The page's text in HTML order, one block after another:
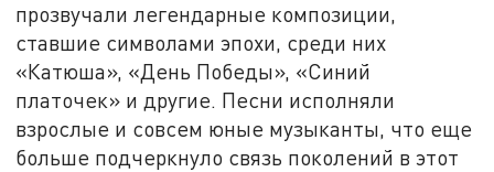
прозвучали легендарные композиции,
ставшие символами эпохи, среди них
«Катюша», «День Победы», «Синий
платочек» и другие. Песни исполняли
взрослые и совсем юные музыканты, что еще
больше подчеркнуло связь поколений в этот